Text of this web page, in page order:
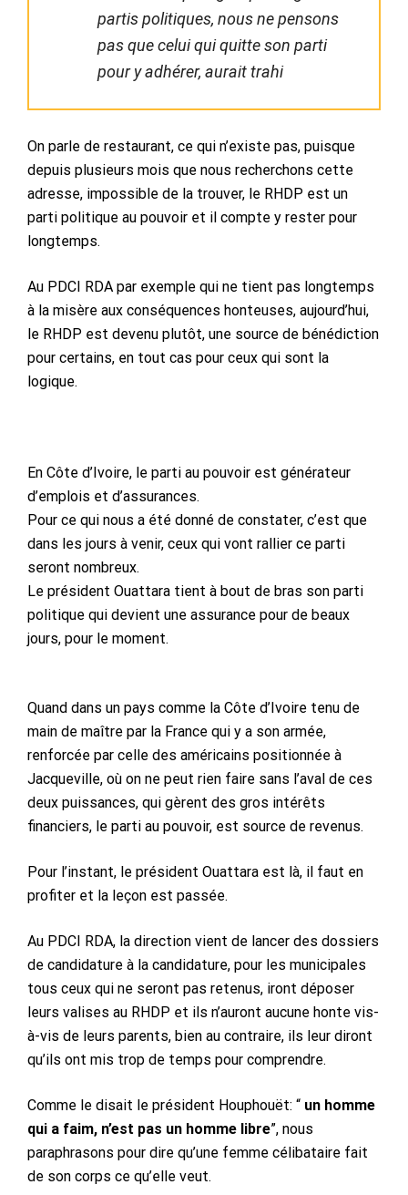
partis politiques, nous ne pensons
pas que celui qui quitte son parti
pour y adhérer, aurait trahi
On parle de restaurant, ce qui n’existe pas, puisque
depuis plusieurs mois que nous recherchons cette
adresse, impossible de la trouver, le RHDP est un
parti politique au pouvoir et il compte y rester pour
longtemps.
Au PDCI RDA par exemple qui ne tient pas longtemps
à la misère aux conséquences honteuses, aujourd’hui,
le RHDP est devenu plutôt, une source de bénédiction
pour certains, en tout cas pour ceux qui sont la
logique.
En Côte d’Ivoire, le parti au pouvoir est générateur
d’emplois et d’assurances.
Pour ce qui nous a été donné de constater, c’est que
dans les jours à venir, ceux qui vont rallier ce parti
seront nombreux.
Le président Ouattara tient à bout de bras son parti
politique qui devient une assurance pour de beaux
jours, pour le moment.
Quand dans un pays comme la Côte d’Ivoire tenu de
main de maître par la France qui y a son armée,
renforcée par celle des américains positionnée à
Jacqueville, où on ne peut rien faire sans l’aval de ces
deux puissances, qui gèrent des gros intérêts
financiers, le parti au pouvoir, est source de revenus.
Pour l’instant, le président Ouattara est là, il faut en
profiter et la leçon est passée.
Au PDCI RDA, la direction vient de lancer des dossiers
de candidature à la candidature, pour les municipales
tous ceux qui ne seront pas retenus, iront déposer
leurs valises au RHDP et ils n’auront aucune honte vis-
à-vis de leurs parents, bien au contraire, ils leur diront
qu’ils ont mis trop de temps pour comprendre.
Comme le disait le président Houphouët: “ un homme
qui a faim, n’est pas un homme libre”, nous
paraphrasons pour dire qu’une femme célibataire fait
de son corps ce qu’elle veut.